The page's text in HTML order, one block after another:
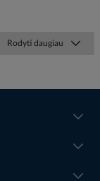
Rodyti daugiau